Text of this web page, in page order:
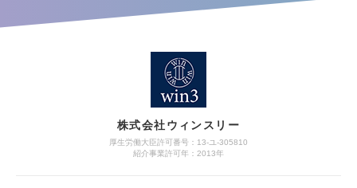
株式会社ウィンスリー
厚生労働大臣許可番号：13-ユ-305810
紹介事業許可年：2013年